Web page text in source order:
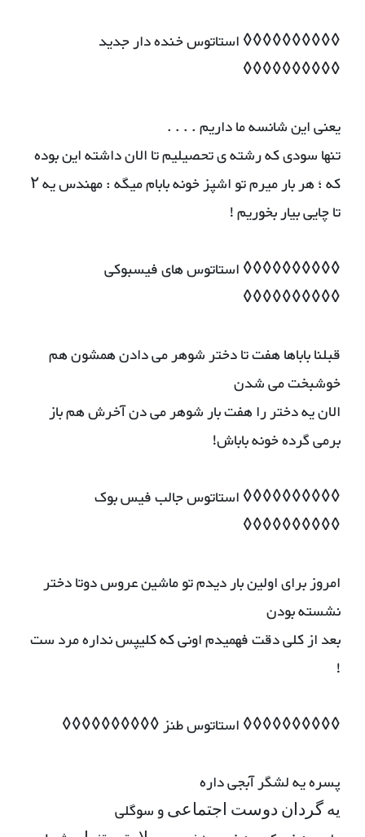
◊◊◊◊◊◊◊◊◊◊ استاتوس خنده دار جدید
◊◊◊◊◊◊◊◊◊◊
یعنی این شانسه ما داریم . . . .
تنها سودی که رشته ی تحصیلیم تا الان داشته این بوده
که ؛ هر بار میرم تو اشپز خونه بابام میگه : مهندس یه ۲
تا چایی بیار بخوریم !
◊◊◊◊◊◊◊◊◊◊ استاتوس های فیسبوکی
◊◊◊◊◊◊◊◊◊◊
قبلنا باباها هفت تا دختر شوهر می دادن همشون هم
خوشبخت می شدن
الان یه دختر را هفت بار شوهر می دن آخرش هم باز
برمی گرده خونه باباش!
◊◊◊◊◊◊◊◊◊◊ استاتوس جالب فیس بوک
◊◊◊◊◊◊◊◊◊◊
امروز برای اولین بار دیدم تو ماشین عروس دوتا دختر
نشسته بودن
بعد از کلی دقت فهمیدم اونی که کلیپس نداره مرد ست
!
◊◊◊◊◊◊◊◊◊◊ استاتوس طنز ◊◊◊◊◊◊◊◊◊◊
پسره یه لشگر آبجى داره
ﯾﻪ ﮔﺮﺩﺍﻥ ﺩﻭﺳﺖ ﺍﺟﺘﻤﺎﻋﯽ و سوگلی